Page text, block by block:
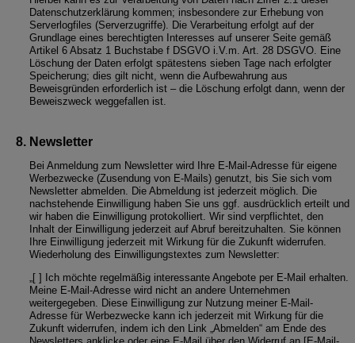
Datenschutzerklärung kommen; insbesondere zur Erhebung von
Serverlogfiles (Serverzugriffe). Die Verarbeitung erfolgt auf der
Grundlage eines berechtigten Interesses auf unserer Seite gemäß
Artikel 6 Absatz 1 Buchstabe f DSGVO i.V.m. Art. 28 DSGVO. Eine
Löschung der Daten erfolgt spätestens sieben Tage nach erfolgter
Speicherung; dies gilt nicht, wenn die Aufbewahrung aus
Beweisgründen erforderlich ist – die Löschung erfolgt dann, wenn der
Beweiszweck weggefallen ist.
Newsletter
Bei Anmeldung zum Newsletter wird Ihre E-Mail-Adresse für eigene
Werbezwecke (Zusendung von E-Mails) genutzt, bis Sie sich vom
Newsletter abmelden. Die Abmeldung ist jederzeit möglich. Die
nachstehende Einwilligung haben Sie uns ggf. ausdrücklich erteilt und
wir haben die Einwilligung protokolliert. Wir sind verpflichtet, den
Inhalt der Einwilligung jederzeit auf Abruf bereitzuhalten. Sie können
Ihre Einwilligung jederzeit mit Wirkung für die Zukunft widerrufen.
Wiederholung des Einwilligungstextes zum Newsletter:
„[ ] Ich möchte regelmäßig interessante Angebote per E-Mail erhalten.
Meine E-Mail-Adresse wird nicht an andere Unternehmen
weitergegeben. Diese Einwilligung zur Nutzung meiner E-Mail-
Adresse für Werbezwecke kann ich jederzeit mit Wirkung für die
Zukunft widerrufen, indem ich den Link „Abmelden“ am Ende des